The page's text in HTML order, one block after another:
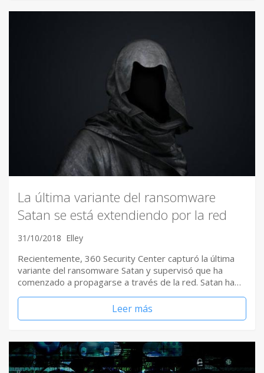
La última variante del ransomware
Satan se está extendiendo por la red
31/10/2018 Elley
Recientemente, 360 Security Center capturó la última
variante del ransomware Satan y supervisó que ha
comenzado a propagarse a través de la red. Satan ha…
Leer más